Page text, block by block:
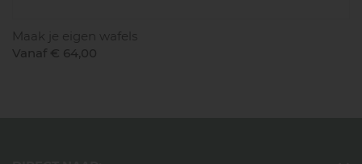
Maak je eigen wafels
Vanaf € 64,00